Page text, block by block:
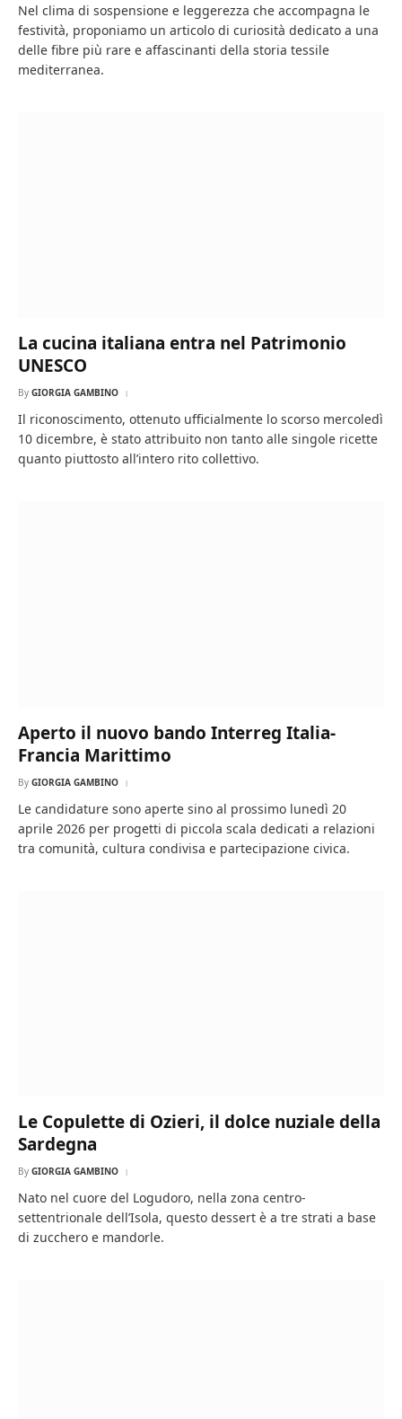
Nel clima di sospensione e leggerezza che accompagna le
festività, proponiamo un articolo di curiosità dedicato a una
delle fibre più rare e affascinanti della storia tessile
mediterranea.
La cucina italiana entra nel Patrimonio
UNESCO
By GIORGIA GAMBINO
Il riconoscimento, ottenuto ufficialmente lo scorso mercoledì
10 dicembre, è stato attribuito non tanto alle singole ricette
quanto piuttosto all’intero rito collettivo.
Aperto il nuovo bando Interreg Italia-
Francia Marittimo
By GIORGIA GAMBINO
Le candidature sono aperte sino al prossimo lunedì 20
aprile 2026 per progetti di piccola scala dedicati a relazioni
tra comunità, cultura condivisa e partecipazione civica.
Le Copulette di Ozieri, il dolce nuziale della
Sardegna
By GIORGIA GAMBINO
Nato nel cuore del Logudoro, nella zona centro-
settentrionale dell’Isola, questo dessert è a tre strati a base
di zucchero e mandorle.